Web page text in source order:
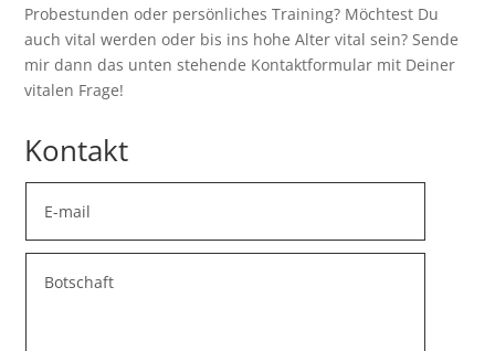
Probestunden oder persönliches Training? Möchtest Du
auch vital werden oder bis ins hohe Alter vital sein? Sende
mir dann das unten stehende Kontaktformular mit Deiner
vitalen Frage!
Kontakt